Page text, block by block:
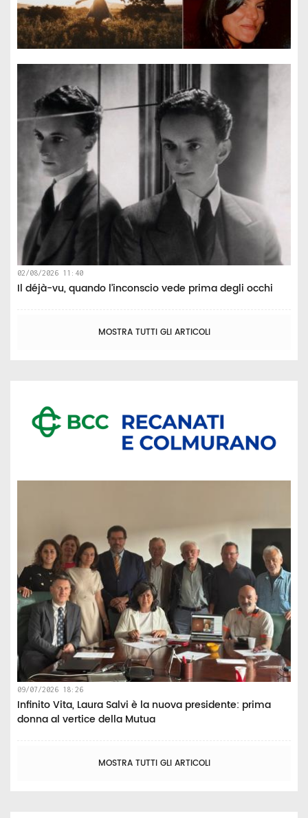
02/08/2026 11:40
Il déjà-vu, quando l’inconscio vede prima degli occhi
MOSTRA TUTTI GLI ARTICOLI
09/07/2026 18:26
Infinito Vita, Laura Salvi è la nuova presidente: prima
donna al vertice della Mutua
MOSTRA TUTTI GLI ARTICOLI